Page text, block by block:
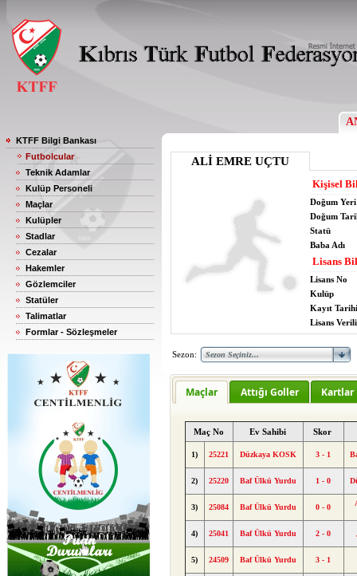
KTFF Bilgi Bankası
Futbolcular
Teknik Adamlar
Kulüp Personeli
Maçlar
Kulüpler
Stadlar
Cezalar
Hakemler
Gözlemciler
Statüler
Talimatlar
Formlar - Sözleşmeler
ALİ EMRE UÇTU
Kişisel
Doğum Yeri
Doğum
Statü
Baba Adı
Lisans
Lisans No
Kulüp
Kayıt Tarihi
Lisans
Sezon:
Maçlar Attığı Goller Kartlar
Maç No Ev Sahibi Skor
1) 25221 Düzkaya KOSK 3 - 1
2) 25220 Baf Ülkü Yurdu 1 - 0
3) 25084 Baf Ülkü Yurdu 0 - 0
4) 25041 Baf Ülkü Yurdu 2 - 0
5) 24509 Baf Ülkü Yurdu 3 - 1